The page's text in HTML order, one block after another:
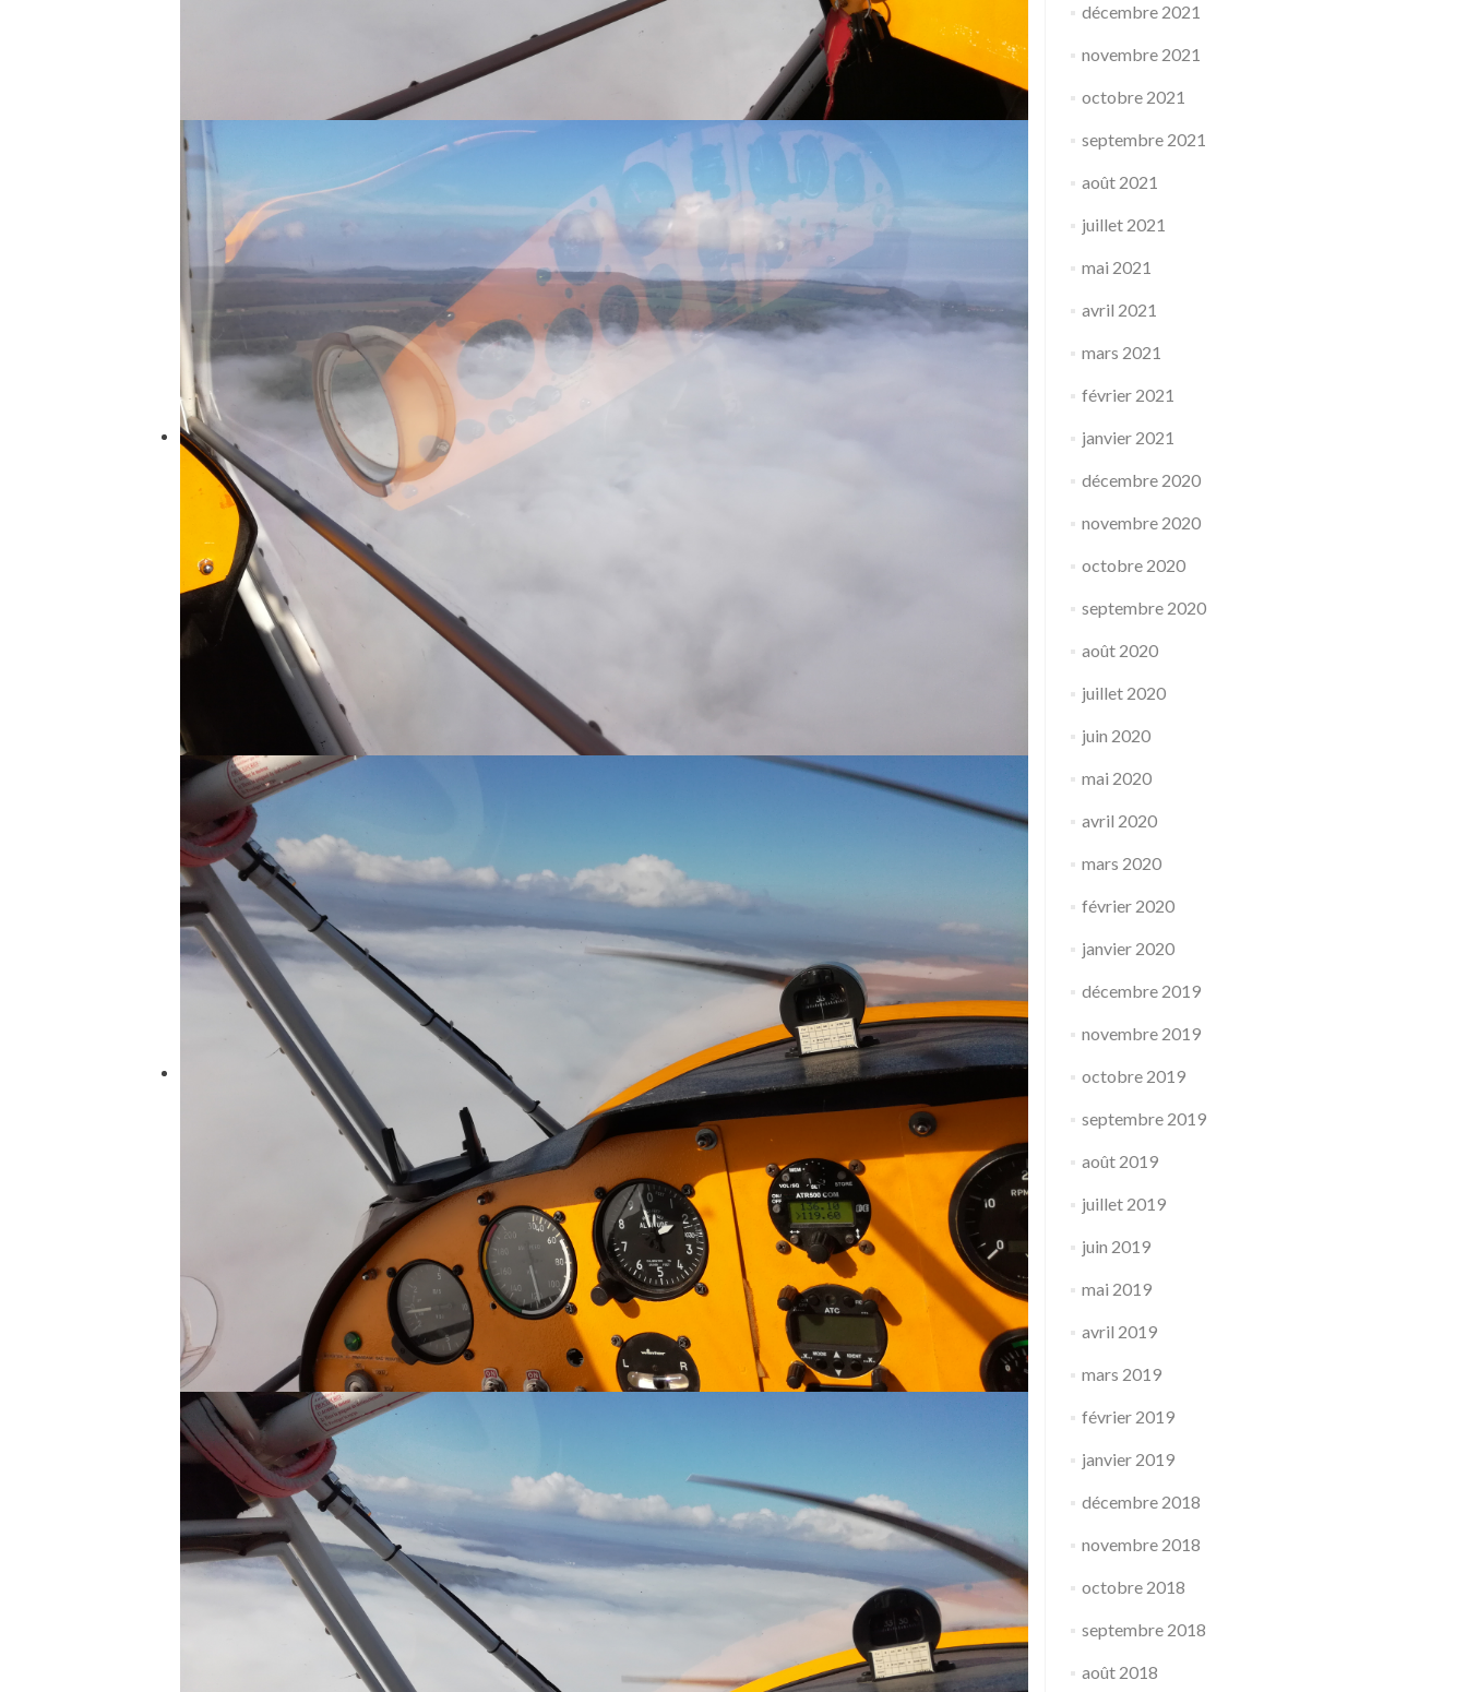
décembre 2021
novembre 2021
octobre 2021
septembre 2021
août 2021
juillet 2021
mai 2021
avril 2021
mars 2021
février 2021
janvier 2021
décembre 2020
novembre 2020
octobre 2020
septembre 2020
août 2020
juillet 2020
juin 2020
mai 2020
avril 2020
mars 2020
février 2020
janvier 2020
décembre 2019
novembre 2019
octobre 2019
septembre 2019
août 2019
juillet 2019
juin 2019
mai 2019
avril 2019
mars 2019
février 2019
janvier 2019
décembre 2018
novembre 2018
octobre 2018
septembre 2018
août 2018